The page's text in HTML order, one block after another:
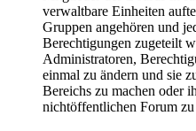
verwaltbare Einheiten
Gruppen angehören und
Berechtigungen zugeteilt
Administratoren,
einmal zu ändern und sie
Bereichs zu machen oder
nichtöffentlichen Forum zu